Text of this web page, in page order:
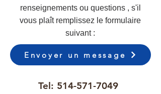
renseignements ou questions , s'il
vous plaît remplissez le formulaire
suivant :
Envoyer un message
Tel: 514-571-7049